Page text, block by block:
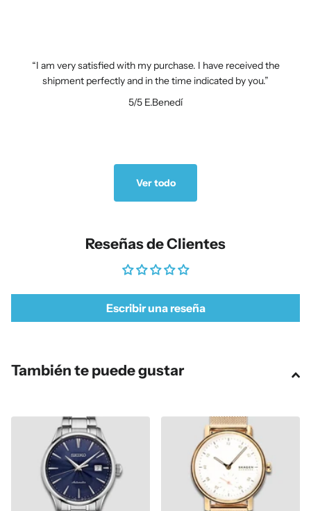
I am very satisfied with my purchase. I have received the
shipment perfectly and in the time indicated by you.
5/5 E.Benedí
Ver todo
Reseñas de Clientes
Escribir una reseña
También te puede gustar